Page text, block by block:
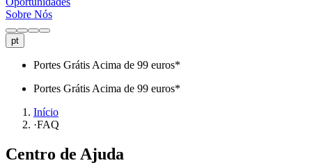
Sobre Nós
pt
Portes Grátis Acima de 99 euros*
Portes Grátis Acima de 99 euros*
Início
·FAQ
Centro de Ajuda